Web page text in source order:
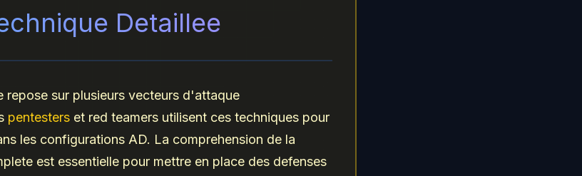
Detaillee
repose sur plusieurs vecteurs d'attaque
pentesters et red teamers utilisent ces techniques pour
les configurations AD. La comprehension de la
est essentielle pour mettre en place des defenses